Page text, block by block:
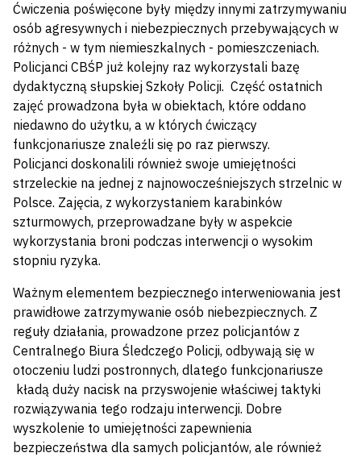
Ćwiczenia poświęcone były między innymi zatrzymywaniu
osób agresywnych i niebezpiecznych przebywających w
różnych - w tym niemieszkalnych - pomieszczeniach.
Policjanci CBŚP już kolejny raz wykorzystali bazę
dydaktyczną słupskiej Szkoły Policji. Część ostatnich
zajęć prowadzona była w obiektach, które oddano
niedawno do użytku, a w których ćwiczący
funkcjonariusze znaleźli się po raz pierwszy.
Policjanci doskonalili również swoje umiejętności
strzeleckie na jednej z najnowocześniejszych strzelnic w
Polsce. Zajęcia, z wykorzystaniem karabinków
szturmowych, przeprowadzane były w aspekcie
wykorzystania broni podczas interwencji o wysokim
stopniu ryzyka.
Ważnym elementem bezpiecznego interweniowania jest
prawidłowe zatrzymywanie osób niebezpiecznych. Z
reguły działania, prowadzone przez policjantów z
Centralnego Biura Śledczego Policji, odbywają się w
otoczeniu ludzi postronnych, dlatego funkcjonariusze
kładą duży nacisk na przyswojenie właściwej taktyki
rozwiązywania tego rodzaju interwencji. Dobre
wyszkolenie to umiejętności zapewnienia
bezpieczeństwa dla samych policjantów, ale również